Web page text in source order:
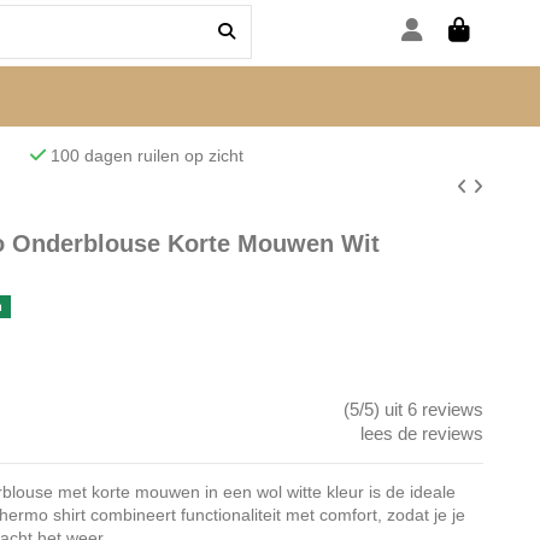
100 dagen ruilen op zicht
Onderblouse Korte Mouwen Wit
(5/5) uit 6 reviews
lees de reviews
met korte mouwen in een wol witte kleur is de ideale
shirt combineert functionaliteit met comfort, zodat je je